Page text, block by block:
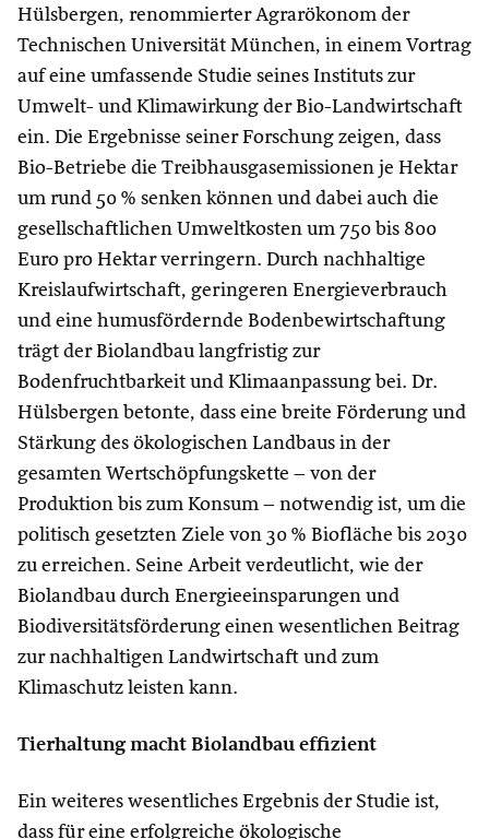
Hülsbergen, renommierter Agrarökonom der
Technischen Universität München, in einem Vortrag
auf eine umfassende Studie seines Instituts zur
Umwelt- und Klimawirkung der Bio-Landwirtschaft
ein. Die Ergebnisse seiner Forschung zeigen, dass
Bio-Betriebe die Treibhausgasemissionen je Hektar
um rund 50 % senken können und dabei auch die
gesellschaftlichen Umweltkosten um 750 bis 800
Euro pro Hektar verringern. Durch nachhaltige
Kreislaufwirtschaft, geringeren Energieverbrauch
und eine humusfördernde Bodenbewirtschaftung
trägt der Biolandbau langfristig zur
Bodenfruchtbarkeit und Klimaanpassung bei. Dr.
Hülsbergen betonte, dass eine breite Förderung und
Stärkung des ökologischen Landbaus in der
gesamten Wertschöpfungskette – von der
Produktion bis zum Konsum – notwendig ist, um die
politisch gesetzten Ziele von 30 % Biofläche bis 2030
zu erreichen. Seine Arbeit verdeutlicht, wie der
Biolandbau durch Energieeinsparungen und
Biodiversitätsförderung einen wesentlichen Beitrag
zur nachhaltigen Landwirtschaft und zum
Klimaschutz leisten kann.
Tierhaltung macht Biolandbau effizient
Ein weiteres wesentliches Ergebnis der Studie ist,
dass für eine erfolgreiche ökologische